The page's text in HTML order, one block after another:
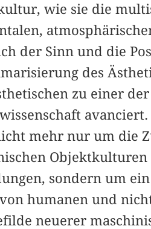
wie sie die
der Sinn und die
des
zu einer
mehr nur um die
sondern um
humanen und
neuerer